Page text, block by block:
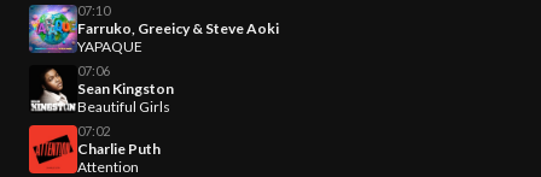
07:10
Farruko, Greeicy & Steve Aoki
YAPAQUE
07:06
Sean Kingston
Beautiful Girls
07:02
Charlie Puth
Attention